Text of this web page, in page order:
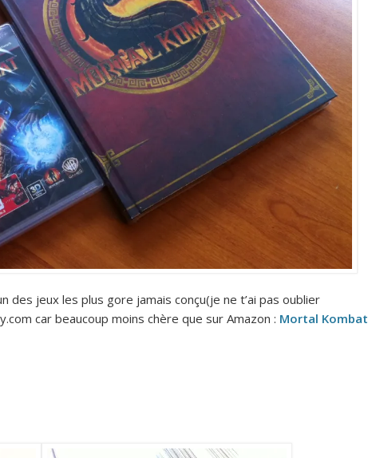
des jeux les plus gore jamais conçu(je ne t’ai pas oublier
car beaucoup moins chère que sur Amazon : Mortal Kombat